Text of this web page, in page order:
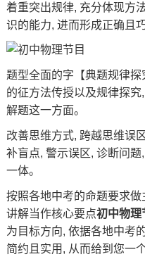
着重突出规律, 充分体现方
识的能力, 进而形成正确且
题型全面的字【典题规律
的征方法传授以及规律探
解题这一方面。
改善思维方式, 跨越思维误
补盲点, 警示误区, 诊断问
一体。
按照各地中考的命题要求
讲解当作核心要点初中物理
为目标方向, 依据各地中考
简约且实用, 从而给到您一